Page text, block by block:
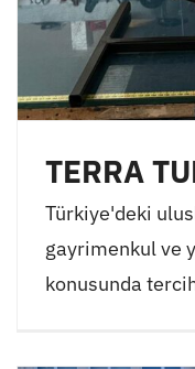
TERRA
Türkiye'deki
gayrimenkul ve
konusunda